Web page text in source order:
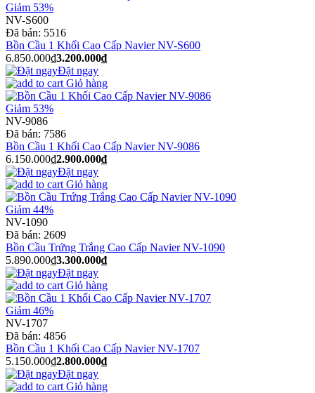
Giảm 53%
NV-S600
Đã bán: 5516
Bồn Cầu 1 Khối Cao Cấp Navier NV-S600
6.850.000₫3.200.000₫
Đặt ngay
Giỏ hàng
Giảm 53%
NV-9086
Đã bán: 7586
Bồn Cầu 1 Khối Cao Cấp Navier NV-9086
6.150.000₫2.900.000₫
Đặt ngay
Giỏ hàng
Giảm 44%
NV-1090
Đã bán: 2609
Bồn Cầu Trứng Trắng Cao Cấp Navier NV-1090
5.890.000₫3.300.000₫
Đặt ngay
Giỏ hàng
Giảm 46%
NV-1707
Đã bán: 4856
Bồn Cầu 1 Khối Cao Cấp Navier NV-1707
5.150.000₫2.800.000₫
Đặt ngay
Giỏ hàng